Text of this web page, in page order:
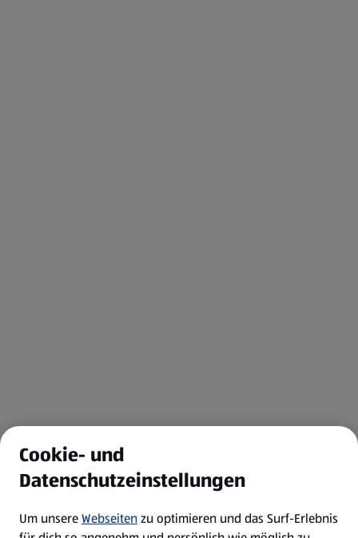
Cookie- und
Datenschutzeinstellungen
Um unsereWebseitenzu optimieren und das Surf-Erlebnis